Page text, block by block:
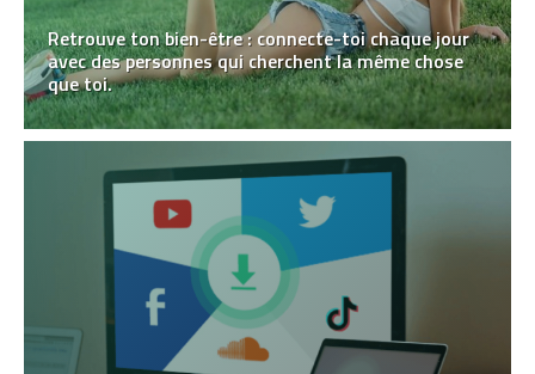
Retrouve ton bien-être : connecte-toi chaque jour
avec des personnes qui cherchent la même chose
que toi.